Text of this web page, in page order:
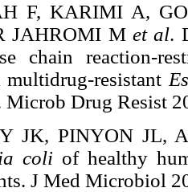
F, KARIMI A,
JAHROMI M et al.
chain reaction-
multidrug-resistant
Microb Drug
JK, PINYON JL,
coliof healthy
J Med